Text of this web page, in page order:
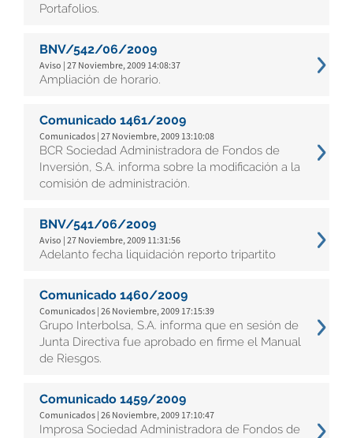
Portafolios.
BNV/542/06/2009
Aviso | 27 Noviembre, 2009 14:08:37
Ampliación de horario.
Comunicado 1461/2009
Comunicados | 27 Noviembre, 2009 13:10:08
BCR Sociedad Administradora de Fondos de
Inversión, S.A. informa sobre la modificación a la
comisión de administración.
BNV/541/06/2009
Aviso | 27 Noviembre, 2009 11:31:56
Adelanto fecha liquidación reporto tripartito
Comunicado 1460/2009
Comunicados | 26 Noviembre, 2009 17:15:39
Grupo Interbolsa, S.A. informa que en sesión de
Junta Directiva fue aprobado en firme el Manual
de Riesgos.
Comunicado 1459/2009
Comunicados | 26 Noviembre, 2009 17:10:47
Improsa Sociedad Administradora de Fondos de